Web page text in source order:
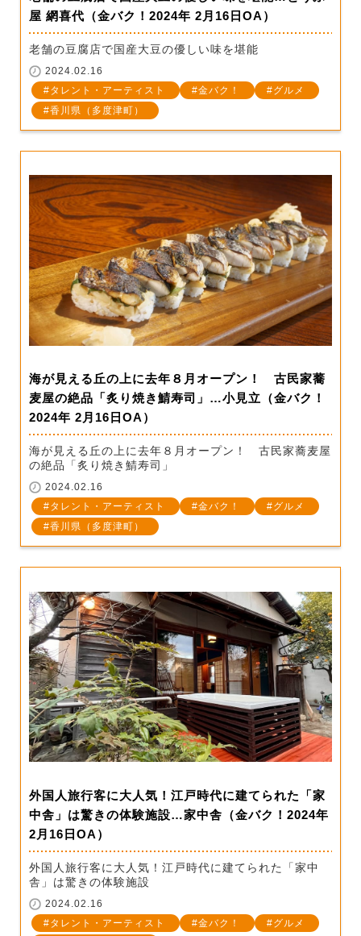
屋 網喜代（金バク！2024年 2月16日OA）
老舗の豆腐店で国産大豆の優しい味を堪能
2024.02.16
タレント・アーティスト
金バク！
グルメ
香川県（多度津町）
海が見える丘の上に去年８月オープン！ 古民家蕎
麦屋の絶品「炙り焼き鯖寿司」…小見立（金バク！
2024年 2月16日OA）
海が見える丘の上に去年８月オープン！ 古民家蕎麦屋
の絶品「炙り焼き鯖寿司」
2024.02.16
タレント・アーティスト
金バク！
グルメ
香川県（多度津町）
外国人旅行客に大人気！江戸時代に建てられた「家
中舎」は驚きの体験施設…家中舎（金バク！2024年
2月16日OA）
外国人旅行客に大人気！江戸時代に建てられた「家中
舎」は驚きの体験施設
2024.02.16
タレント・アーティスト
金バク！
グルメ